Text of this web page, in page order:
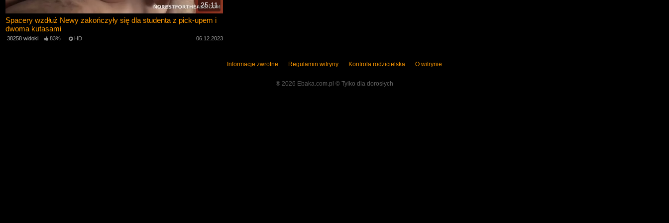
25:11
Spacery wzdłuż Newy zakończyły się dla studenta z pick-upem i
dwoma kutasami
38258 widoki 83% HD 06.12.2023
Informacje zwrotne Regulamin witryny Kontrola rodzicielska O witrynie
® 2026 Ebaka.com.pl ©️ Tylko dla dorosłych